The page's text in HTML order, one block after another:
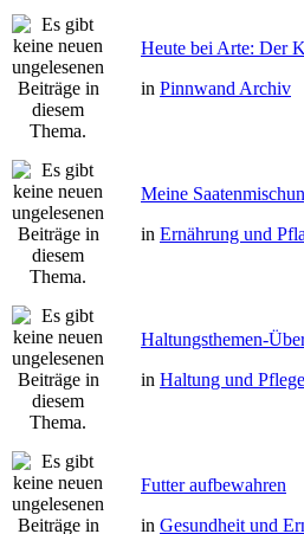
Heute bei Arte: Der
in Pinnwand Archiv
Meine
in Ernährung und
Haltungsthemen-
in Haltung und Pflege
Futter aufbewahren
in Gesundheit und